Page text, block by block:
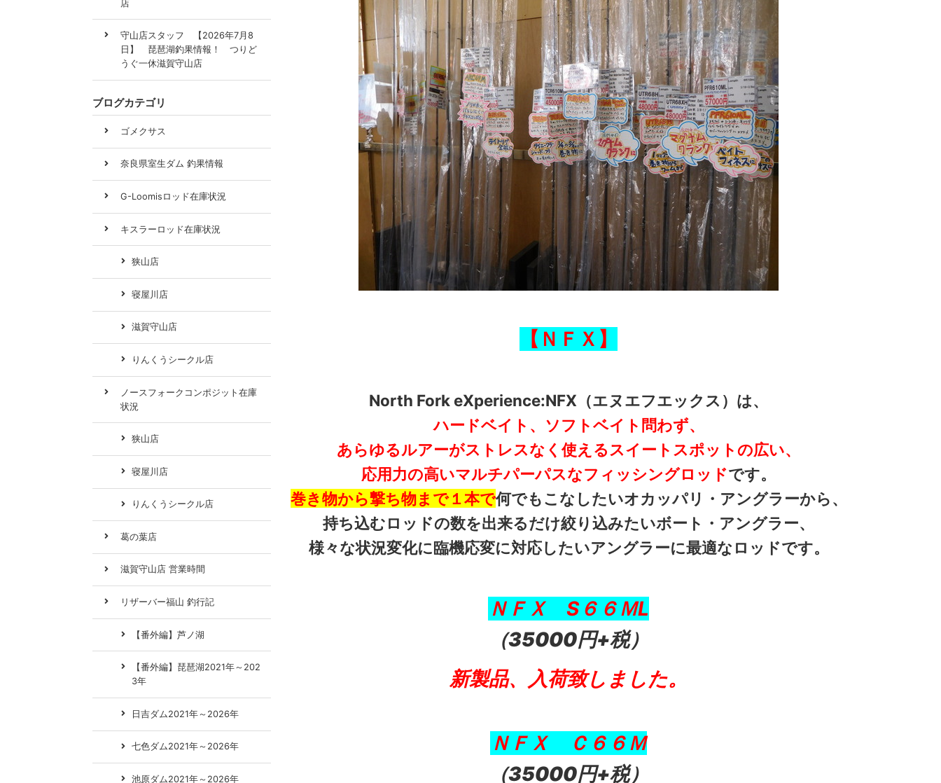
【ＮＦＸ】
North Fork eXperience:NFX（エヌエフエックス）は、
ハードベイト、ソフトベイト問わず、
あらゆるルアーがストレスなく使えるスイートスポットの広い、
応用力の高いマルチパーパスなフィッシングロッドです。
巻き物から撃ち物まで１本で何でもこなしたいオカッパリ・アングラーから、
持ち込むロッドの数を出来るだけ絞り込みたいボート・アングラー、
様々な状況変化に臨機応変に対応したいアングラーに最適なロッドです。
ＮＦＸ S６６ＭL
（35000円+税）
新製品、入荷致しました。
ＮＦＸ Ｃ６６Ｍ
（35000円+税）
店
守山店スタッフ 【2026年7月8
日】 琵琶湖釣果情報！ つりど
うぐ一休滋賀守山店
ブログカテゴリ
ゴメクサス
奈良県室生ダム 釣果情報
G-Loomisロッド在庫状況
キスラーロッド在庫状況
狭山店
寝屋川店
滋賀守山店
りんくうシークル店
ノースフォークコンポジット在庫
状況
狭山店
寝屋川店
りんくうシークル店
葛の葉店
滋賀守山店 営業時間
リザーバー福山 釣行記
【番外編】芦ノ湖
【番外編】琵琶湖2021年～202
3年
日吉ダム2021年～2026年
七色ダム2021年～2026年
池原ダム2021年～2026年